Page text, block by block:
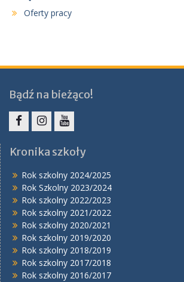
Oferty pracy
Bądź na bieżąco!
Kronika szkoły
Rok szkolny 2024/2025
Rok Szkolny 2023/2024
Rok szkolny 2022/2023
Rok szkolny 2021/2022
Rok szkolny 2020/2021
Rok szkolny 2019/2020
Rok szkolny 2018/2019
Rok szkolny 2017/2018
Rok szkolny 2016/2017